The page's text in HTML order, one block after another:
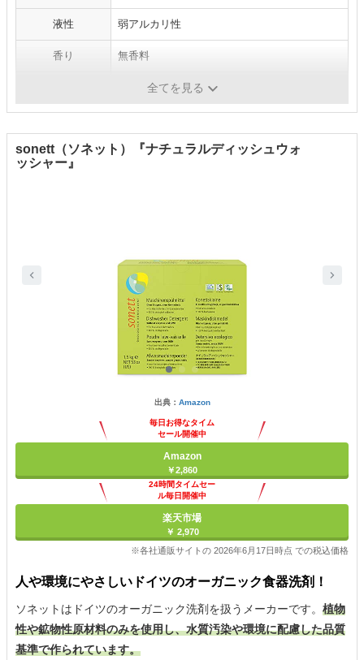
液性 弱アルカリ性
香り 無香料
袋タイプ全てを見る
sonett（ソネット）『ナチュラルディッシュウォ
ッシャー』
出典： Amazon
毎日お得なタイム
セール開催中
Amazon
￥2,860
24時間タイムセー
ル毎日開催中
楽天市場
￥ 2,970
※各社通販サイトの 2026年6月17日時点 での税込価格
人や環境にやさしいドイツのオーガニック食器洗剤！
ソネットはドイツのオーガニック洗剤を扱うメーカーです。 植物
性や鉱物性原材料のみを使用し、水質汚染や環境に配慮した品質
基準で作られています。